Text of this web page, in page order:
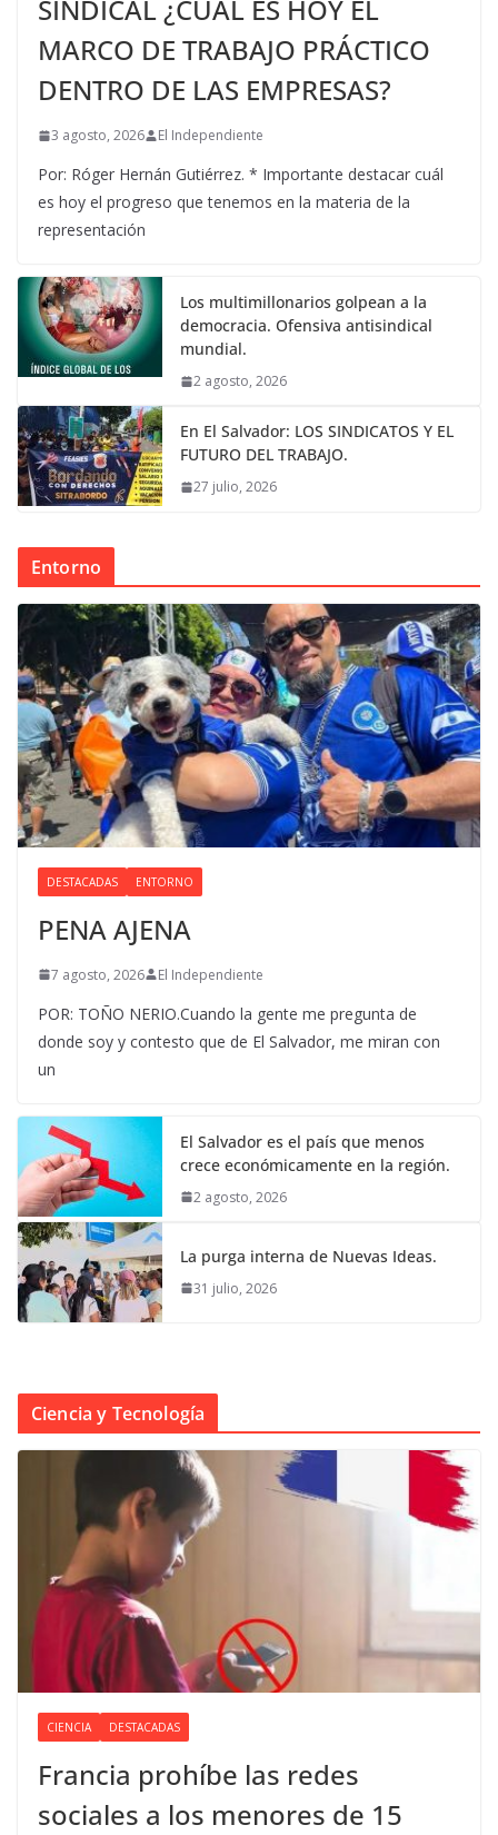
SINDICAL ¿CUÁL ES HOY EL
MARCO DE TRABAJO PRÁCTICO
DENTRO DE LAS EMPRESAS?
3 agosto, 2026 El Independiente
Por: Róger Hernán Gutiérrez. * Importante destacar cuál
es hoy el progreso que tenemos en la materia de la
representación
Los multimillonarios golpean a la
democracia. Ofensiva antisindical
mundial.
2 agosto, 2026
En El Salvador: LOS SINDICATOS Y EL
FUTURO DEL TRABAJO.
27 julio, 2026
Entorno
DESTACADAS ENTORNO
PENA AJENA
7 agosto, 2026 El Independiente
POR: TOÑO NERIO.Cuando la gente me pregunta de
donde soy y contesto que de El Salvador, me miran con
un
El Salvador es el país que menos
crece económicamente en la región.
2 agosto, 2026
La purga interna de Nuevas Ideas.
31 julio, 2026
Ciencia y Tecnología
CIENCIA DESTACADAS
Francia prohíbe las redes
sociales a los menores de 15